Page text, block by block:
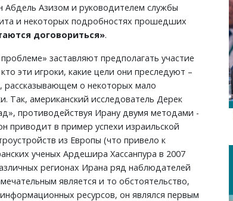
Азизом и руководителем службы
и некоторых подробностях прошедших
договориться».
заставляют предполагать участие
эти игроки, какие цели они преследуют –
, рассказывающем о некоторых мало
Так, американский исследователь Дерек
противодействуя Ирану двумя методами -
приводит в пример успехи израильской
из Европы (что привело к
ученых Ардешира Хассанпура в 2007
регионах Ирана ряд наблюдателей
является и то обстоятельство,
ресурсов, он являлся первым